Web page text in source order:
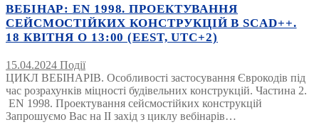
ВЕБІНАР: EN 1998. ПРОЕКТУВАННЯ
СЕЙСМОСТІЙКИХ КОНСТРУКЦІЙ В SCAD++.
18 КВІТНЯ О 13:00 (EEST, UTC+2)
15.04.2024 Події
ЦИКЛ ВЕБІНАРІВ. Особливості застосування Єврокодів під
час розрахунків міцності будівельних конструкцій. Частина 2.
EN 1998. Проектування сейсмостійких конструкцій
Запрошуємо Вас на ІІ захід з циклу вебінарів…